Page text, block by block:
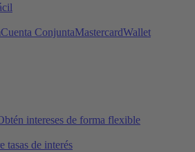
Cuenta ConjuntaMastercardWallet
intereses de forma flexible
tasas de interés